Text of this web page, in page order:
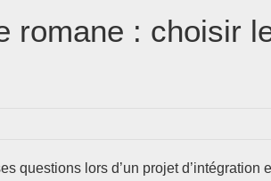
romane : choisir
questions lors d’un projet d’intégration